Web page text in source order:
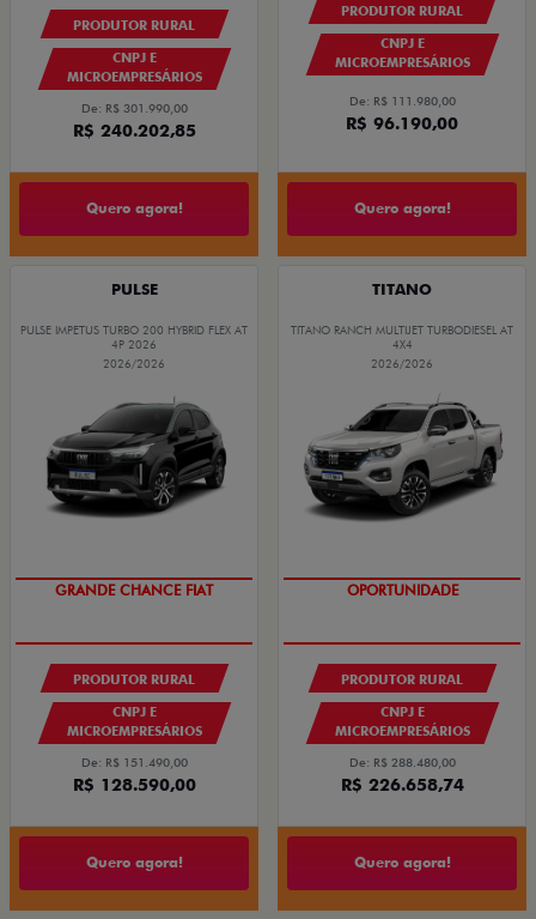
PRODUTOR RURAL
CNPJ E
MICROEMPRESÁRIOS
De: R$ 301.990,00
R$ 240.202,85
Quero agora!
PRODUTOR RURAL
CNPJ E
MICROEMPRESÁRIOS
De: R$ 111.980,00
R$ 96.190,00
Quero agora!
PULSE
PULSE IMPETUS TURBO 200 HYBRID FLEX AT
4P 2026
2026/2026
OPORTUNIDADE
PRODUTOR RURAL
CNPJ E
MICROEMPRESÁRIOS
De: R$ 151.490,00
R$ 128.590,00
Quero agora!
TITANO
TITANO RANCH MULTIJET TURBODIESEL AT
4X4
2026/2026
GRANDE CHANCE FIAT
PRODUTOR RURAL
CNPJ E
MICROEMPRESÁRIOS
De: R$ 288.480,00
R$ 226.658,74
Quero agora!